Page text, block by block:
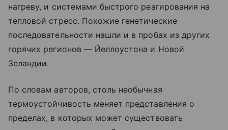
нагреву, и системами быстрого реагирования на
тепловой стресс. Похожие генетические
последовательности нашли и в пробах из других
горячих регионов — Йеллоустона и Новой
Зеландии.
По словам авторов, столь необычная
термоустойчивость меняет представления о
пределах, в которых может существовать